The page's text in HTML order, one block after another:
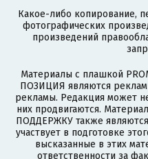
Какое-либо копирование,
фотографических
произведений
Материалы с плашкой
ПОЗИЦИЯ являются
рекламы. Редакция может
них продвигаются.
ПОДДЕРЖКУ также
участвует в подготовке
высказанные в этих
ответственности за